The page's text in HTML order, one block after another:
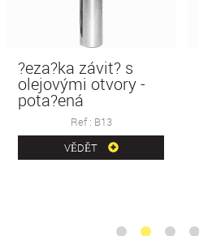
Závitová fréza není
NPT.
Ref : B07